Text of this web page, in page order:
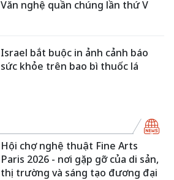
Văn nghệ quần chúng lần thứ V
Israel bắt buộc in ảnh cảnh báo
sức khỏe trên bao bì thuốc lá
Hội chợ nghệ thuật Fine Arts
Paris 2026 - nơi gặp gỡ của di sản,
thị trường và sáng tạo đương đại